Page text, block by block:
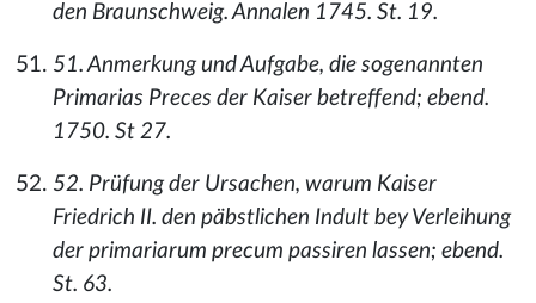
den Braunschweig. Annalen 1745. St. 19.
51. Anmerkung und Aufgabe, die sogenannten
Primarias Preces der Kaiser betreffend; ebend.
1750. St 27.
52. Prüfung der Ursachen, warum Kaiser
Friedrich II. den päbstlichen Indult bey Verleihung
der primariarum precum passiren lassen; ebend.
St. 63.